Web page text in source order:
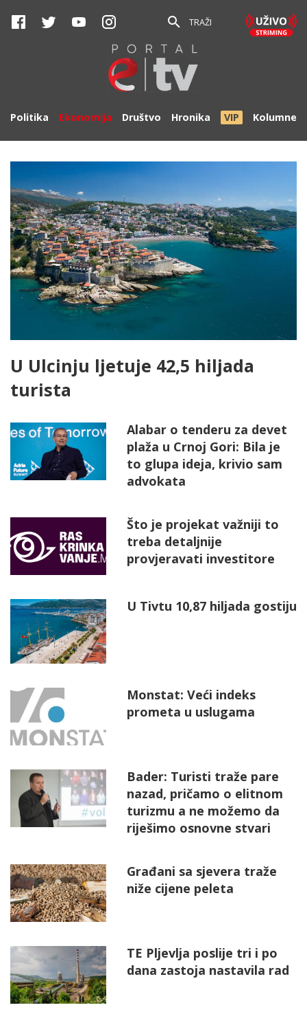
TRAŽI
Politika Ekonomija Društvo Hronika VIP Kolumne
U Ulcinju ljetuje 42,5 hiljada
turista
Alabar o tenderu za devet
plaža u Crnoj Gori: Bila je
to glupa ideja, krivio sam
advokata
Što je projekat važniji to
treba detaljnije
provjeravati investitore
U Tivtu 10,87 hiljada gostiju
Monstat: Veći indeks
prometa u uslugama
Bader: Turisti traže pare
nazad, pričamo o elitnom
turizmu a ne možemo da
riješimo osnovne stvari
Građani sa sjevera traže
niže cijene peleta
TE Pljevlja poslije tri i po
dana zastoja nastavila rad